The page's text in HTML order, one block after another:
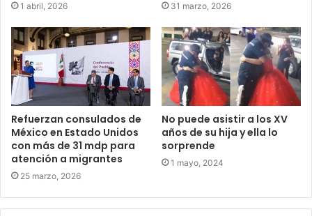
1 abril, 2026 31 marzo, 2026
Refuerzan consulados de
México en Estado Unidos
con más de 31 mdp para
atención a migrantes
25 marzo, 2026
No puede asistir a los XV
años de su hija y ella lo
sorprende
1 mayo, 2024